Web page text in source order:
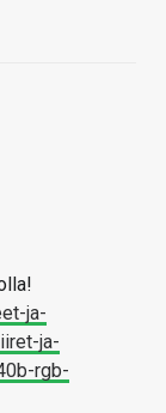
ja-
ja-
rgb-